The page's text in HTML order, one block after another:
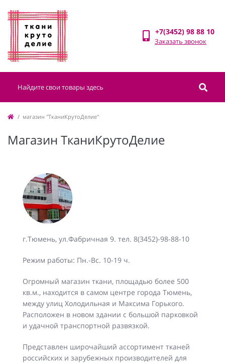
+7(3452) 98 88 10
Заказать звонок
магазин "ТканиКрутоДелие"
Магазин ТканиКрутоДелие
г.Тюмень, ул.Фабричная 9. тел. 8(3452)-98-88-10
Режим работы: Пн.-Вс. 10-19 ч.
Огромный магазин ткани, площадью более 500
кв.м., находится в самом центре города Тюмень,
между улиц Холодильная и Максима Горького.
Расположен в новом здании с большой парковкой
и удачной транспортной развязкой.
Представлен широчайший ассортимент тканей
российских и зарубежных производителей для